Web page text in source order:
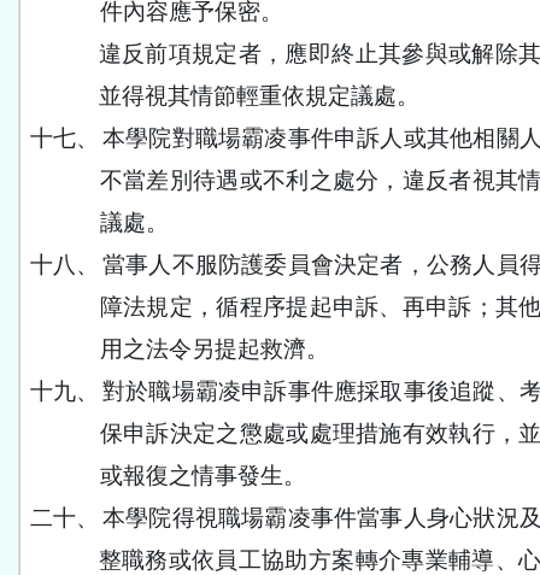
件內容應予保密。
違反前項規定者，應即終止其參與或解除
並得視其情節輕重依規定議處。
十七、
本學院對職場霸凌事件申訴人或其他相關
不當差別待遇或不利之處分，違反者視其
議處。
十八、
當事人不服防護委員會決定者，公務人員
障法規定，循程序提起申訴、再申訴；其
用之法令另提起救濟。
十九、
對於職場霸凌申訴事件應採取事後追蹤、
保申訴決定之懲處或處理措施有效執行，
或報復之情事發生。
二十、
本學院得視職場霸凌事件當事人身心狀況
整職務或依員工協助方案轉介專業輔導、